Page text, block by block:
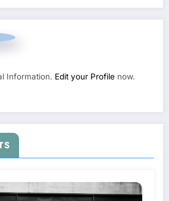
Information. Edit your Profile now.